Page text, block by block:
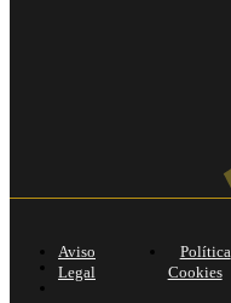
Aviso
Legal
Política
Cookies